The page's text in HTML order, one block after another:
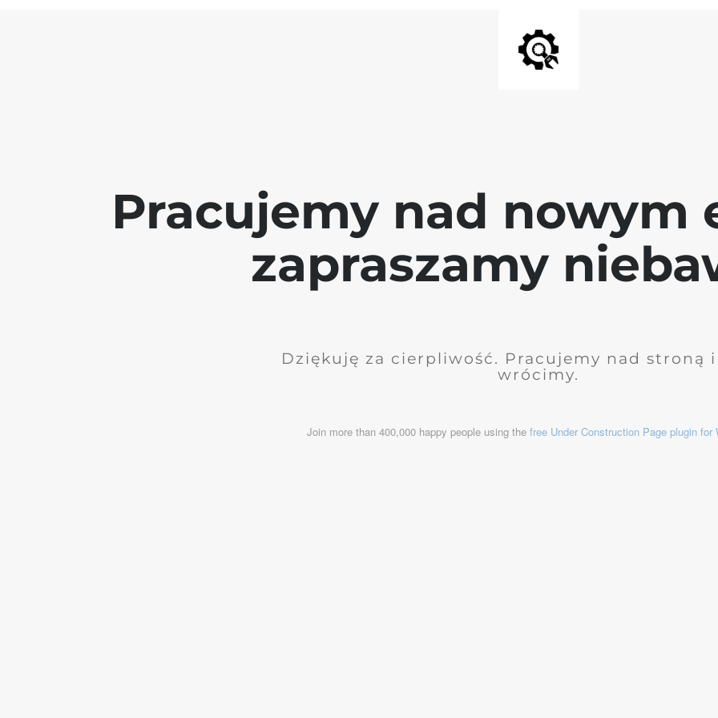
Pracujemy nad nowym
zapraszamy
Dziękuję za cierpliwość. Pracujemy nad stroną
wrócimy.
Join more than 400,000 happy people using the free Under Construction Page plugin for